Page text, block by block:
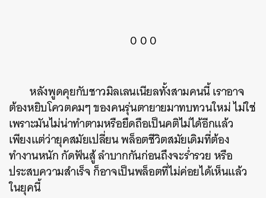
0 0 0
หลังพูดคุยกับชาวมิลเลนเนียลทั้งสามคนนี้ เราอาจ
ต้องหยิบโควตคมๆ ของคนรุ่นตายายมาทบทวนใหม่ ไม่ใช่
เพราะมันไม่น่าทำตามหรือยึดถือเป็นคติไม่ได้อีกแล้ว
เพียงแต่ว่ายุคสมัยเปลี่ยน พล็อตชีวิตสมัยเดิมที่ต้อง
ทำงานหนัก กัดฟันสู้ ลำบากกันก่อนถึงจะร่ำรวย หรือ
ประสบความสำเร็จ ก็อาจเป็นพล็อตที่ไม่ค่อยได้เห็นแล้ว
ในยุคนี้